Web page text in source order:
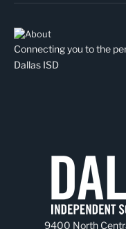
Connecting you to the
Dallas ISD
9400 North